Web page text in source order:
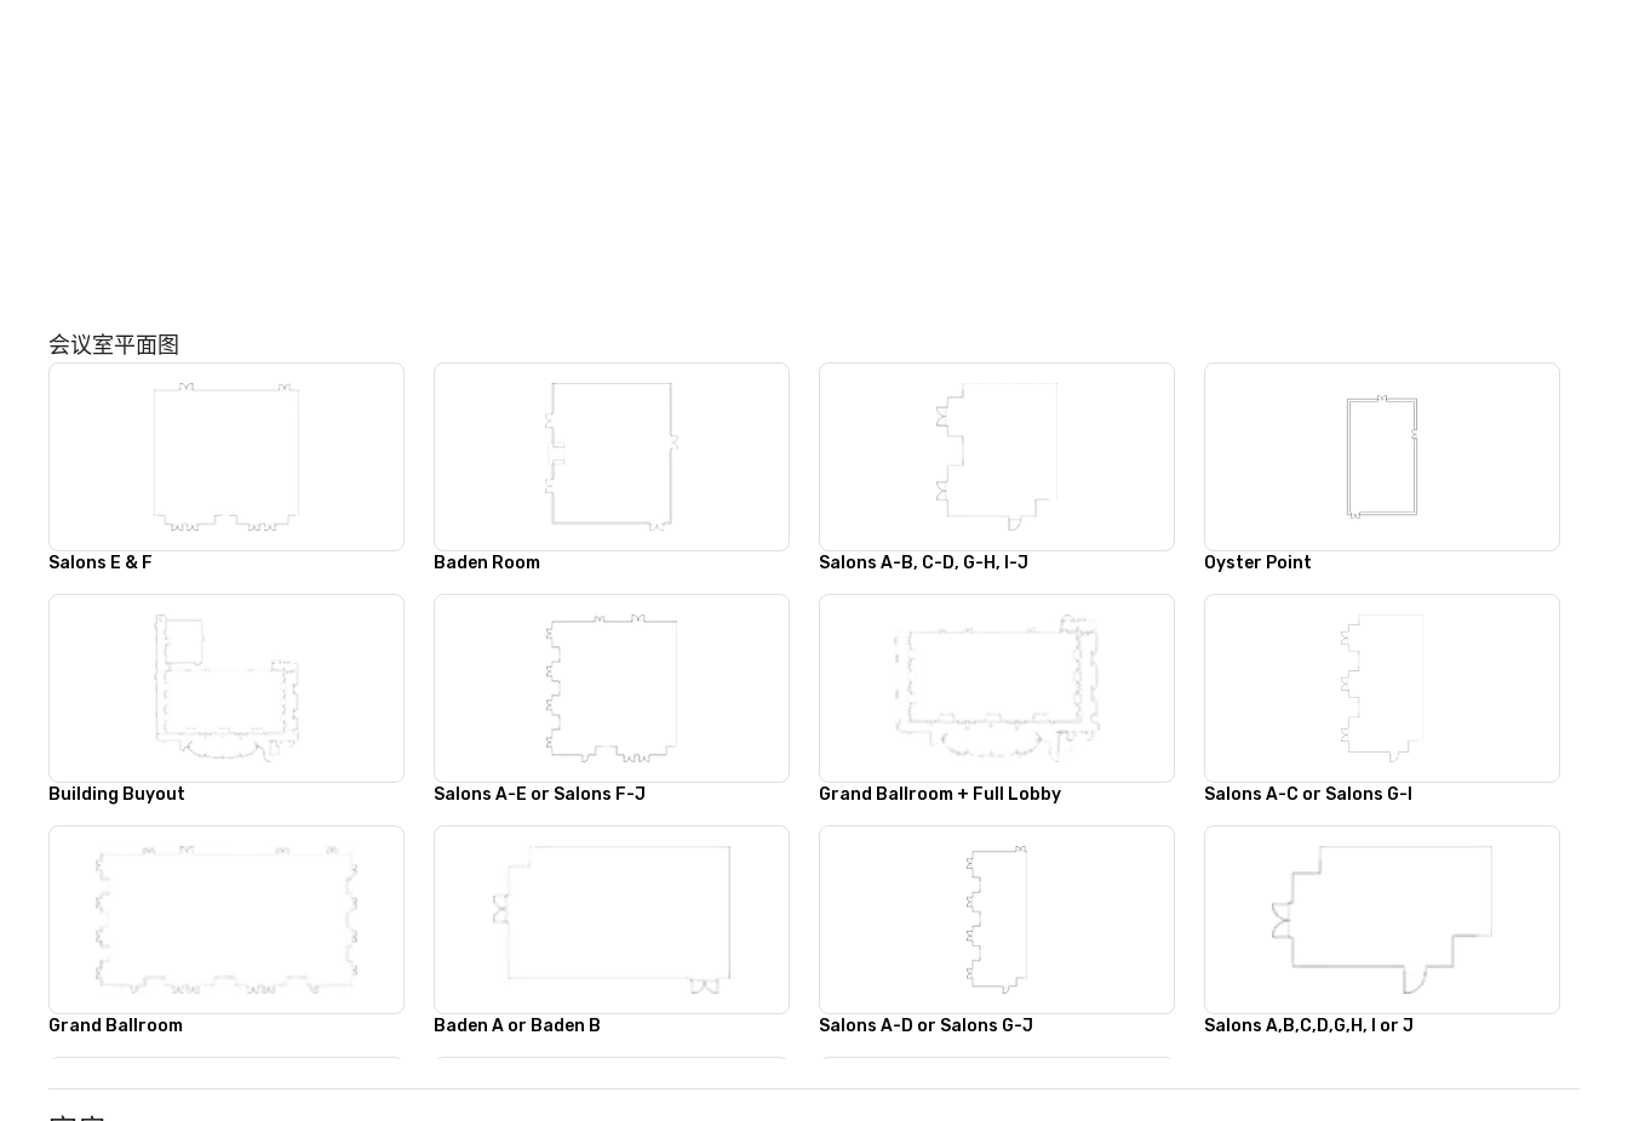
会议室平面图
Salons E & F Baden Room Salons A-B, C-D, G-H, I-J Oyster Point
Building Buyout Salons A-E or Salons F-J Grand Ballroom + Full Lobby Salons A-C or Salons G-I
Grand Ballroom Baden A or Baden B Salons A-D or Salons G-J Salons A,B,C,D,G,H, I or J